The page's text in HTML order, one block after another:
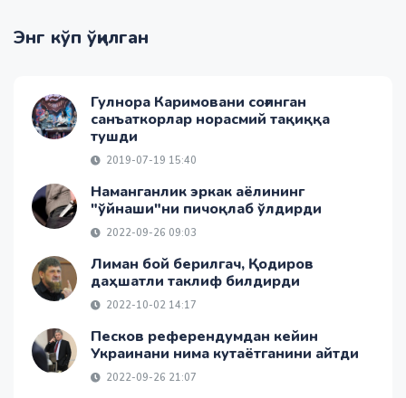
Энг кўп ўқилган
Гулнора Каримовани соғинган
санъаткорлар норасмий тақиққа
тушди
2019-07-19 15:40
Наманганлик эркак аёлининг
"ўйнаши"ни пичоқлаб ўлдирди
2022-09-26 09:03
Лиман бой берилгач, Қодиров
даҳшатли таклиф билдирди
2022-10-02 14:17
Песков референдумдан кейин
Украинани нима кутаётганини айтди
2022-09-26 21:07